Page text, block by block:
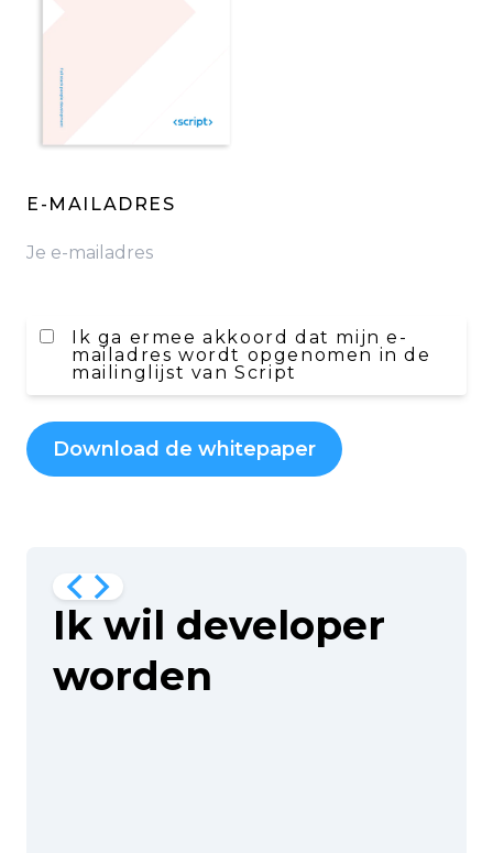
E-MAILADRES(VEREIST)
Ik ga ermee akkoord dat mijn e-
mailadres wordt opgenomen in de
mailinglijst van Script
Download de whitepaper
Ik wil developer
worden